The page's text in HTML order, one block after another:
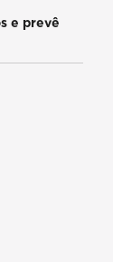
e prevê